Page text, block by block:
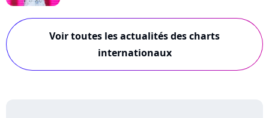
Voir toutes les actualités des charts
internationaux